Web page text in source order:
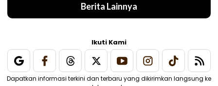
Berita Lainnya
Ikuti Kami
Dapatkan informasi terkini dan terbaru yang dikirimkan langsung ke